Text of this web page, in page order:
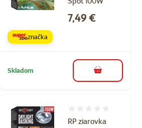
Cena
7,49 €
značka
Skladom do košíka
RP ziarovka